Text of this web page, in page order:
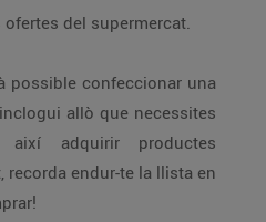
ofertes del supermercat.
possible confeccionar una
allò que necessites
adquirir productes
recorda endur-te la llista en